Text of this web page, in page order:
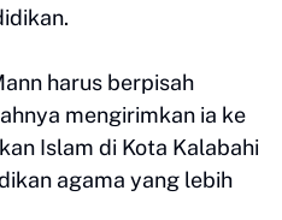
harus berpisah
mengirimkan ia ke
Islam di Kota Kalabahi
agama yang lebih